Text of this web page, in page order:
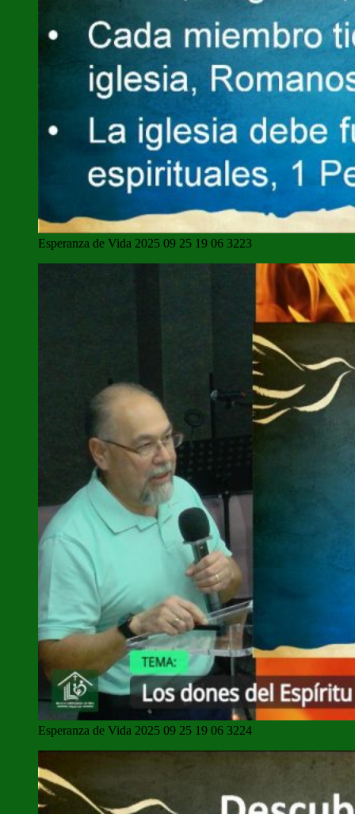
Esperanza de Vida 2025 09 25 19 06 3223
Esperanza de Vida 2025 09 25 19 06 3224